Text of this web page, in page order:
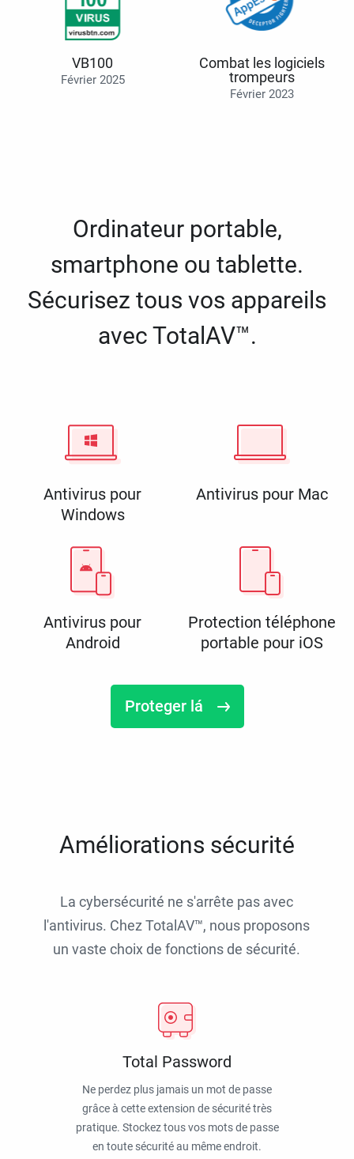
VB100
Février 2025
Combat les logiciels
trompeurs
Février 2023
Ordinateur portable,
smartphone ou tablette.
Sécurisez tous vos appareils
avec TotalAV™.
Antivirus pour
Windows
Antivirus pour Mac
Antivirus pour
Android
Protection téléphone
portable pour iOS
Proteger lá
Améliorations sécurité
La cybersécurité ne s'arrête pas avec
l'antivirus. Chez TotalAV™, nous proposons
un vaste choix de fonctions de sécurité.
Total Password
Ne perdez plus jamais un mot de passe
grâce à cette extension de sécurité très
pratique. Stockez tous vos mots de passe
en toute sécurité au même endroit.